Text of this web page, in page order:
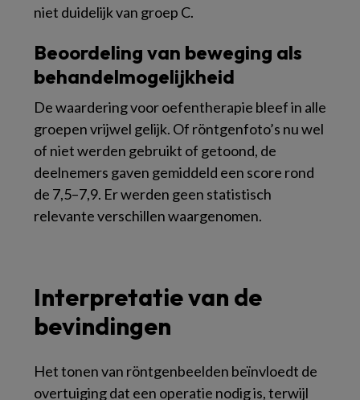
niet duidelijk van groep C.
Beoordeling van beweging als
behandelmogelijkheid
De waardering voor oefentherapie bleef in alle
groepen vrijwel gelijk. Of röntgenfoto’s nu wel
of niet werden gebruikt of getoond, de
deelnemers gaven gemiddeld een score rond
de 7,5–7,9. Er werden geen statistisch
relevante verschillen waargenomen.
Interpretatie van de
bevindingen
Het tonen van röntgenbeelden beïnvloedt de
overtuiging dat een operatie nodig is, terwijl